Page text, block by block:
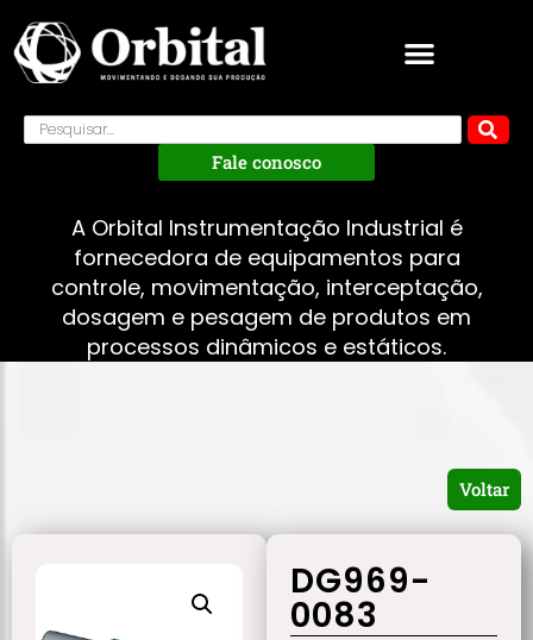
Fale conosco
A Orbital Instrumentação Industrial é
fornecedora de equipamentos para
controle, movimentação, interceptação,
dosagem e pesagem de produtos em
processos dinâmicos e estáticos.
Voltar
DG969-
0083